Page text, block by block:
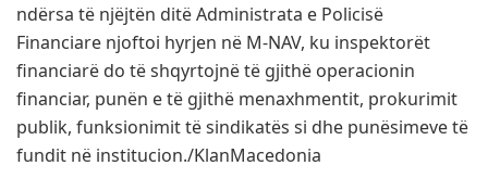
ndërsa të njëjtën ditë Administrata e Policisë
Financiare njoftoi hyrjen në M-NAV, ku inspektorët
financiarë do të shqyrtojnë të gjithë operacionin
financiar, punën e të gjithë menaxhmentit, prokurimit
publik, funksionimit të sindikatës si dhe punësimeve të
fundit në institucion./KlanMacedonia